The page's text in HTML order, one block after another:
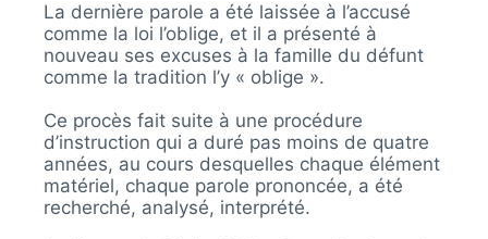
La dernière parole a été laissée à l’accusé
comme la loi l’oblige, et il a présenté à
nouveau ses excuses à la famille du défunt
comme la tradition l’y « oblige ».
Ce procès fait suite à une procédure
d’instruction qui a duré pas moins de quatre
années, au cours desquelles chaque élément
matériel, chaque parole prononcée, a été
recherché, analysé, interprété.